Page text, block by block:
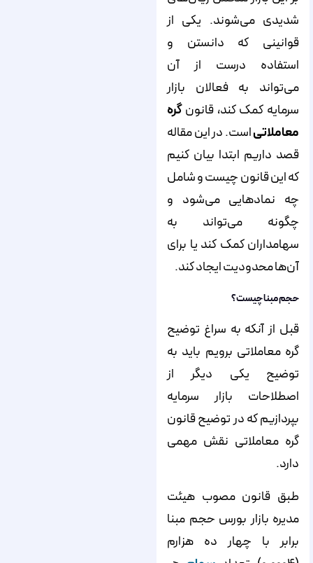
شدیدی می‌شوند. یکی از
قوانینی که دانستن و
استفاده درست از آن
می‌تواند به فعالان بازار
سرمایه کمک کند، قانونگره
معاملاتیاست. در این مقاله
قصد داریم ابتدا بیان کنیم
که این قانون چیست و شامل
چه نمادهایی می‌شود و
چگونه می‌تواند به
سهامداران کمک کند یا برای
آن‌ها محدودیت ایجاد کند.
حجم مبنا چیست؟
قبل از آنکه به سراغ توضیح
گره معاملاتی برویم باید به
توضیح یکی دیگر از
اصطلاحات بازار سرمایه
بپردازیم که در توضیح قانون
گره معاملاتی نقش مهمی
دارد.
طبق قانون مصوب هیئت
مدیره بازار بورس حجم مبنا
برابر با چهار ده هزارم